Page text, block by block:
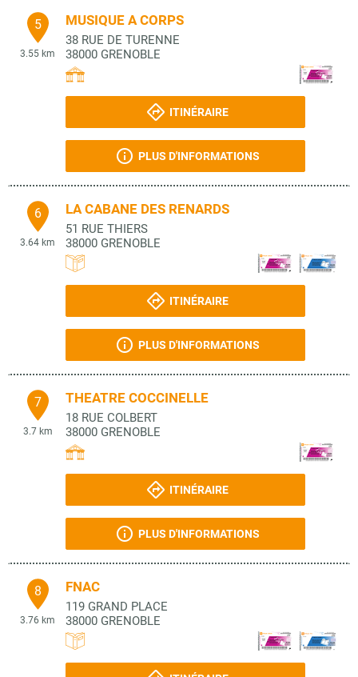
5
3.55 km
MUSIQUE A CORPS
38 RUE DE TURENNE
38000 GRENOBLE
ITINÉRAIRE
PLUS D'INFORMATIONS
6
3.64 km
LA CABANE DES RENARDS
51 RUE THIERS
38000 GRENOBLE
ITINÉRAIRE
PLUS D'INFORMATIONS
7
3.7 km
THEATRE COCCINELLE
18 RUE COLBERT
38000 GRENOBLE
ITINÉRAIRE
PLUS D'INFORMATIONS
8
3.76 km
FNAC
119 GRAND PLACE
38000 GRENOBLE